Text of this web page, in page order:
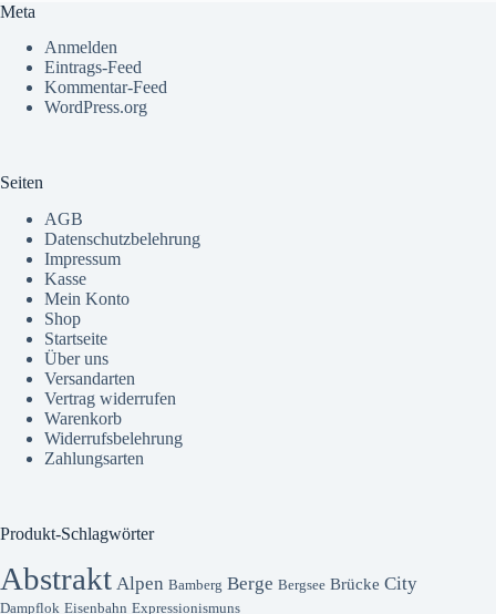
Meta
Anmelden
Eintrags-Feed
Kommentar-Feed
WordPress.org
Seiten
AGB
Datenschutzbelehrung
Impressum
Kasse
Mein Konto
Shop
Startseite
Über uns
Versandarten
Vertrag widerrufen
Warenkorb
Widerrufsbelehrung
Zahlungsarten
Produkt-Schlagwörter
Abstrakt Alpen Bamberg Berge Bergsee Brücke City
Dampflok Eisenbahn Expressionismuns